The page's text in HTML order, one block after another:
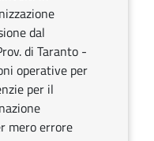
dal
di Taranto -
operative per
per il
mero errore